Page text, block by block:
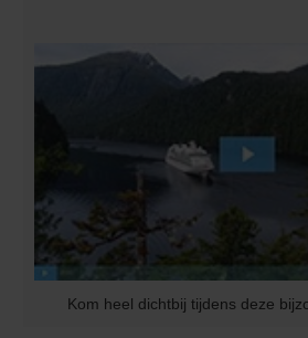
Kom heel dichtbij tijdens deze